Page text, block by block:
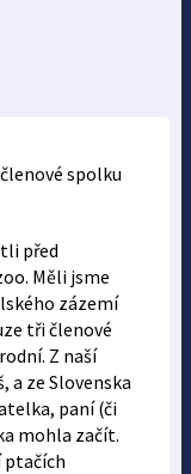
spolku
před
Měli jsme
zázemí
tři členové
Z naší
a ze Slovenska
paní (či
mohla začít.
ptačích